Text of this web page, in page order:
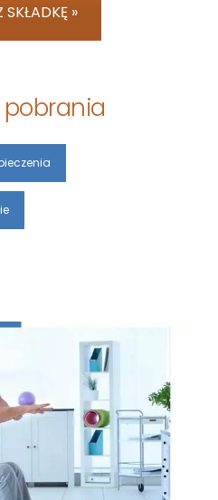
SKŁADKĘ »
pobrania